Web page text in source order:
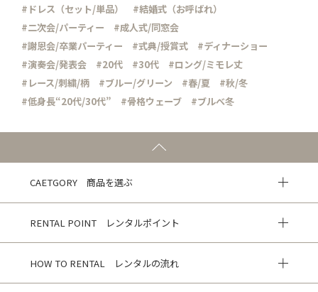
#ドレス（セット/単品）
#結婚式（お呼ばれ）
#二次会/パーティー
#成人式/同窓会
#謝恩会/卒業パーティー
#式典/授賞式
#ディナーショー
#演奏会/発表会
#20代 #30代
#ロング/ミモレ丈
#レース/刺繍/柄
#ブルー/グリーン #春/夏
#秋/冬
#低身長“20代/30代”
#骨格ウェーブ #ブルべ冬
CAETGORY 商品を選ぶ
RENTAL POINT レンタルポイント
HOW TO RENTAL レンタルの流れ